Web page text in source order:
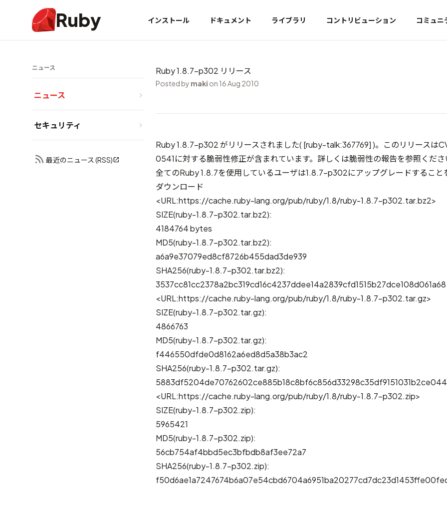
Ruby インストール ドキュメント ライブラリ コントリビューション コミュニ
ニュース
ニュース
セキュリティ
最近のニュース (RSS)
Ruby 1.8.7-p302 リリース
Posted by maki on 16 Aug 2010
Ruby 1.8.7-p302 がリリースされました([ruby-talk:367769])。このリリースは
0541に対する脆弱性修正が含まれています。詳しくは脆弱性の報告を参照くだ
全てのRuby 1.8.7を使用しているユーザは1.8.7-p302にアップグレードすること
ダウンロード
<URL:https://cache.ruby-lang.org/pub/ruby/1.8/ruby-1.8.7-p302.tar.bz2>
SIZE(ruby-1.8.7-p302.tar.bz2):
4184764 bytes
MD5(ruby-1.8.7-p302.tar.bz2):
a6a9e37079ed8cf8726b455dad3de939
SHA256(ruby-1.8.7-p302.tar.bz2):
3537cc81cc2378a2bc319cd16c4237ddee14a2839cfd1515b27dce108d061a68
<URL:https://cache.ruby-lang.org/pub/ruby/1.8/ruby-1.8.7-p302.tar.gz>
SIZE(ruby-1.8.7-p302.tar.gz):
4866763
MD5(ruby-1.8.7-p302.tar.gz):
f446550dfde0d8162a6ed8d5a38b3ac2
SHA256(ruby-1.8.7-p302.tar.gz):
<URL:https://cache.ruby-lang.org/pub/ruby/1.8/ruby-1.8.7-p302.zip>
SIZE(ruby-1.8.7-p302.zip):
5965421
MD5(ruby-1.8.7-p302.zip):
56cb754af4bbd5ec3bfbdb8af3ee72a7
SHA256(ruby-1.8.7-p302.zip):